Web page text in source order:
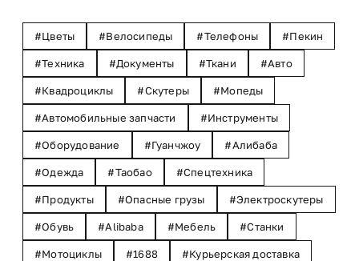
Цветы Велосипеды Телефоны Пекин
Техника Документы Ткани Авто
Квадроциклы Скутеры Мопеды
Автомобильные запчасти Инструменты
Оборудование Гуанчжоу Алибаба
Одежда Таобао Спецтехника
Продукты Опасные грузы Электроскутеры
Обувь Alibaba Мебель Станки
Мотоциклы 1688 Курьерская доставка